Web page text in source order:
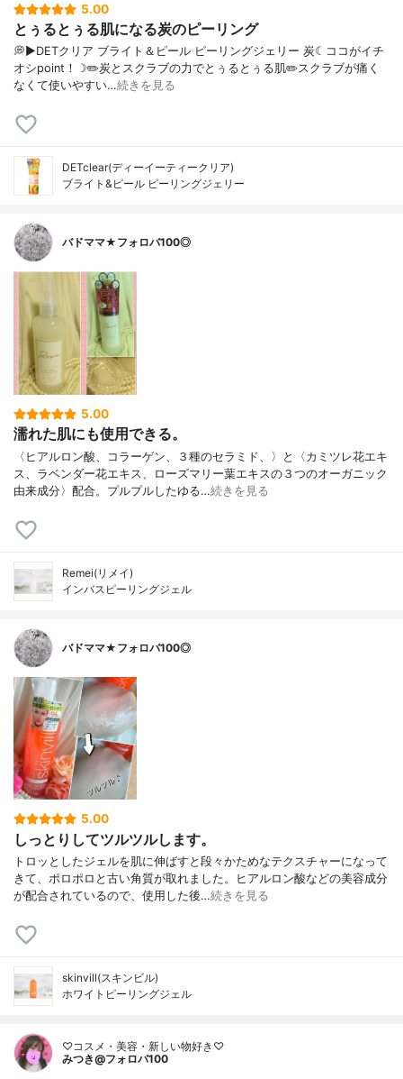
5.00
とぅるとぅる肌になる炭のピーリング
💭▶️DETクリア ブライト＆ピール ピーリングジェリー 炭☾ココがイチ
オシpoint！☽✏️炭とスクラブの力でとぅるとぅる肌✏️スクラブが痛く
なくて使いやすい…続きを見る
DETclear(ディーイーティークリア)
ブライト&ピール ピーリングジェリー
バドママ★フォロバ100◎
5.00
濡れた肌にも使用できる。
〈ヒアルロン酸、コラーゲン、３種のセラミド、〉と〈カミツレ花エキ
ス、ラベンダー花エキス、ローズマリー葉エキスの３つのオーガニック
由来成分〉配合。プルプルしたゆる…続きを見る
Remei(リメイ)
インバスピーリングジェル
バドママ★フォロバ100◎
5.00
しっとりしてツルツルします。
トロッとしたジェルを肌に伸ばすと段々かためなテクスチャーになって
きて、ポロポロと古い角質が取れました。ヒアルロン酸などの美容成分
が配合されているので、使用した後…続きを見る
skinvill(スキンビル)
ホワイトピーリングジェル
♡コスメ・美容・新しい物好き♡
みつき@フォロバ100